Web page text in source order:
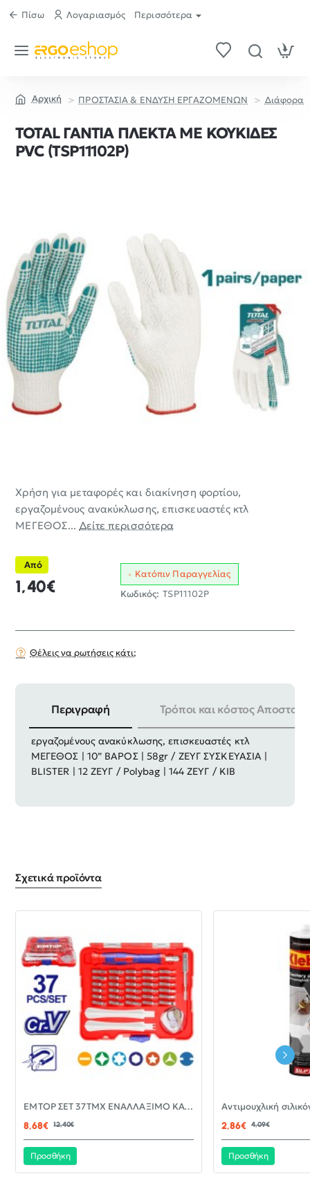
Πίσω Λογαριασμός Περισσότερα
ΠΡΟΣΤΑΣΙΑ & ΕΝΔΥΣΗ ΕΡΓΑΖΟΜΕΝΩΝ Διάφορα
TOTAL ΓΑΝΤΙΑ ΠΛΕΚΤΑ ΜΕ ΚΟΥΚΙΔΕΣ
PVC (TSP11102P)
Χρήση για μεταφορές και διακίνηση φορτίου,
εργαζομένους ανακύκλωσης, επισκευαστές κτλ
ΜΕΓΕΘΟΣ... Δείτε περισσότερα
Από
1,40€
Κατόπιν Παραγγελίας
Κωδικός: TSP11102P
Θέλεις να ρωτήσεις κάτι;
Περιγραφή Τρόποι και κόστος
Χρήση για μεταφορές και διακίνηση φορτίου,
εργαζομένους ανακύκλωσης, επισκευαστές κτλ
ΜΕΓΕΘΟΣ | 10” ΒΑΡΟΣ | 58gr / ΖΕΥΓ ΣΥΣΚΕΥΑΣΙΑ |
BLISTER | 12 ΖΕΥΓ / Polybag | 144 ΖΕΥΓ / ΚΙΒ
Σχετικά προϊόντα
-30%EMTOP ΣΕΤ 37ΤΜΧ ΕΝΑΛΛΑΞΙΜΟ ΚΑΤΣΑΒΙΔΙ ΜΕ ΜΥΤΕΣ EBST03702
8,68€
12,40€
Προσθήκη
2,86€ 4,09€
Προσθήκη